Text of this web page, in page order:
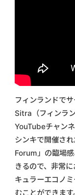
フィンランドで
Sitra（フィンラ
YouTubeチャン
シンキで開催さ
Forum」の臨場
きるので、非常
キュラーエコノ
むことができます。